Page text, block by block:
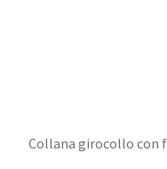
Collana girocollo con